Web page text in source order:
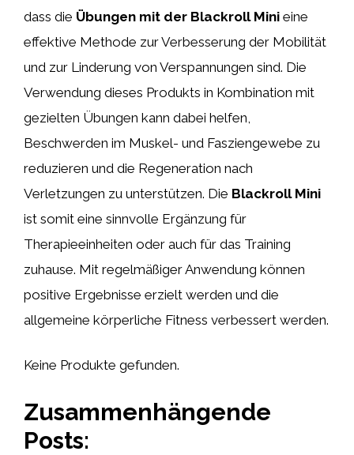
dass die Übungen mit der Blackroll Mini eine
effektive Methode zur Verbesserung der Mobilität
und zur Linderung von Verspannungen sind. Die
Verwendung dieses Produkts in Kombination mit
gezielten Übungen kann dabei helfen,
Beschwerden im Muskel- und Fasziengewebe zu
reduzieren und die Regeneration nach
Verletzungen zu unterstützen. Die Blackroll Mini
ist somit eine sinnvolle Ergänzung für
Therapieeinheiten oder auch für das Training
zuhause. Mit regelmäßiger Anwendung können
positive Ergebnisse erzielt werden und die
allgemeine körperliche Fitness verbessert werden.
Keine Produkte gefunden.
Zusammenhängende
Posts: